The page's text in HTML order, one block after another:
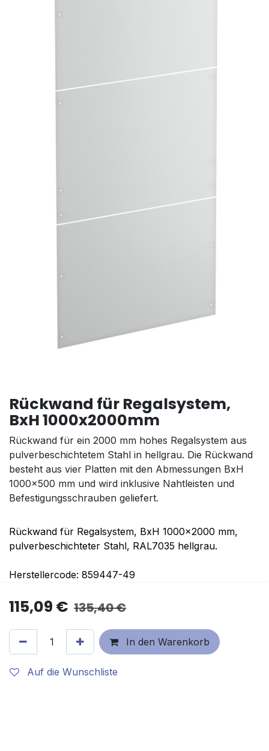
Rückwand für Regalsystem,
BxH 1000x2000mm
Rückwand für ein 2000 mm hohes Regalsystem aus
pulverbeschichtetem Stahl in hellgrau. Die Rückwand
besteht aus vier Platten mit den Abmessungen BxH
1000x500 mm und wird inklusive Nahtleisten und
Befestigungsschrauben geliefert.
Rückwand für Regalsystem, BxH 1000x2000 mm,
pulverbeschichteter Stahl, RAL7035 hellgrau.
Herstellercode: 859447-49
115,09 € 135,40€
In den Warenkorb
Auf die Wunschliste